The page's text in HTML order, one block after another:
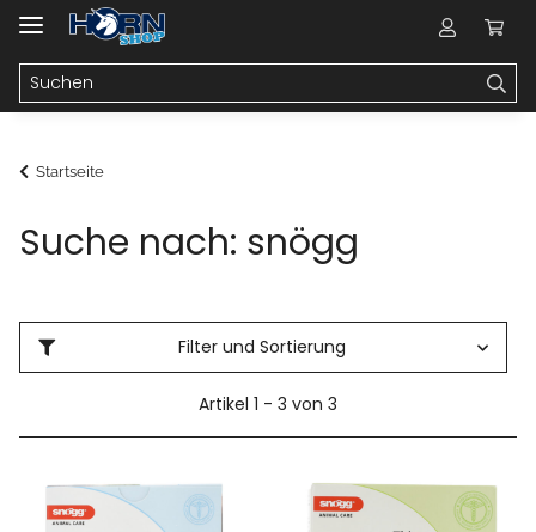
Startseite
Suche nach: snögg
Filter und Sortierung
Artikel 1 - 3 von 3